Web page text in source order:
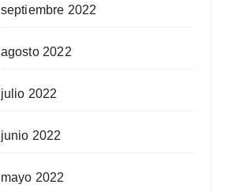
septiembre 2022
agosto 2022
julio 2022
junio 2022
mayo 2022